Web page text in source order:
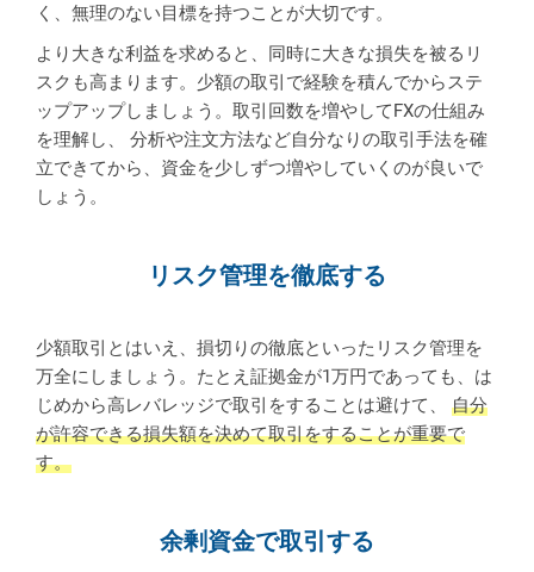
く、無理のない目標を持つことが大切です。
より大きな利益を求めると、同時に大きな損失を被るリ
スクも高まります。少額の取引で経験を積んでからステ
ップアップしましょう。取引回数を増やしてFXの仕組み
を理解し、 分析や注文方法など自分なりの取引手法を確
立できてから、資金を少しずつ増やしていくのが良いで
しょう。
リスク管理を徹底する
少額取引とはいえ、損切りの徹底といったリスク管理を
万全にしましょう。たとえ証拠金が1万円であっても、は
じめから高レバレッジで取引をすることは避けて、 自分
が許容できる損失額を決めて取引をすることが重要で
す。
余剰資金で取引する